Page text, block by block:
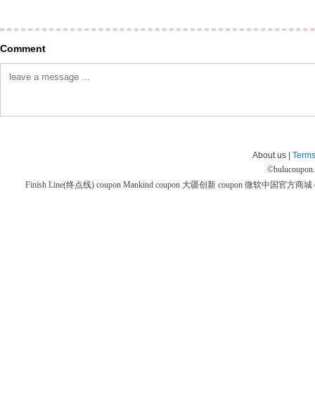
Comment
About us |
©
Finish Line(终点线) coupon Mankind coupon 大疆创新 coupon 微软中国官方商城